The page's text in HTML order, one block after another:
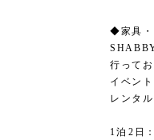
◆家具・
行ってお
イベン
レンタ
1泊2日